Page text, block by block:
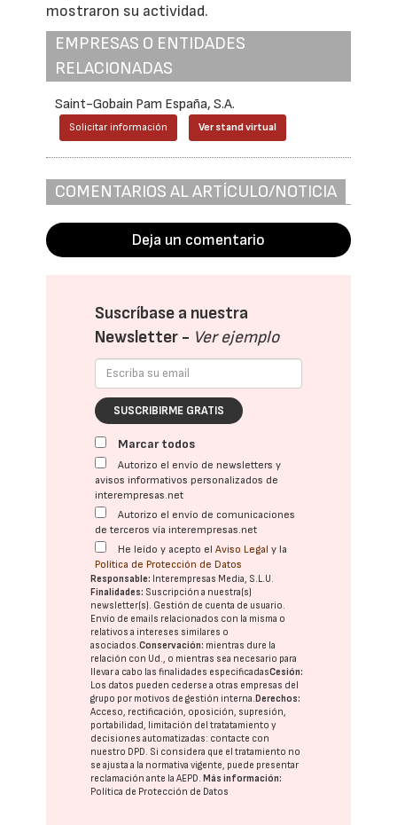
mostraron su actividad.
EMPRESAS O ENTIDADES
RELACIONADAS
Saint-Gobain Pam España, S.A.
Solicitar información Ver stand virtual
COMENTARIOS AL ARTÍCULO/NOTICIA
Deja un comentario
Suscríbase a nuestra
Newsletter - Ver ejemplo
SUSCRIBIRME GRATIS
Marcar todos
Autorizo el envío de newsletters y
avisos informativos personalizados de
interempresas.net
Autorizo el envío de comunicaciones
de terceros vía interempresas.net
He leído y acepto elAviso Legal y la
Política de Protección de Datos
Responsable: Interempresas Media, S.L.U.
Finalidades: Suscripción a nuestra(s)
newsletter(s). Gestión de cuenta de usuario.
Envío de emails relacionados con la misma o
relativos a intereses similares o
asociados.Conservación: mientras dure la
relación con Ud., o mientras sea necesario para
llevar a cabo las finalidades especificadasCesión:
Los datos pueden cederse a otras empresas del
grupo por motivos de gestión interna.Derechos:
Acceso, rectificación, oposición, supresión,
portabilidad, limitación del tratatamiento y
decisiones automatizadas: contacte con
nuestro DPD. Si considera que el tratamiento no
se ajusta a la normativa vigente, puede presentar
reclamación ante laAEPD.Más información:
Política de Protección de Datos